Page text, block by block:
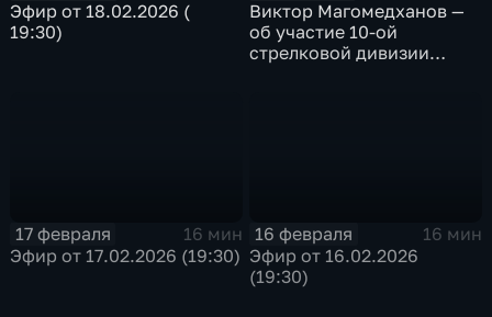
Эфир от 18.02.2026 (
19:30)
Виктор Магомедханов —
об участие 10-ой
стрелковой дивизии
17 февраля
16 мин
Эфир от 17.02.2026 (19:30)
16 февраля
16 мин
Эфир от 16.02.2026
(19:30)